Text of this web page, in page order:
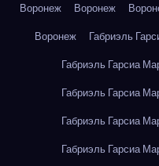
Воронеж
Воронеж
Воронеж
Габриэль
Габриэль Гарсиа
Габриэль Гарсиа
Габриэль Гарсиа
Габриэль Гарсиа